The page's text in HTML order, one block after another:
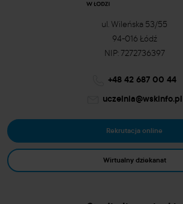
ul. Wileńska 53/55
94-016 Łódź
NIP: 7272736397
+48 42 687 00 44
uczelnia@wskinfo.pl
Rekrutacja online
Wirtualny dziekanat